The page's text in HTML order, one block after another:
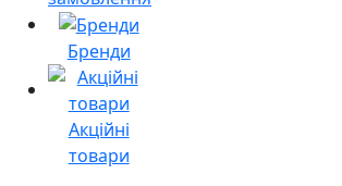
Бренди
Акційні
товари